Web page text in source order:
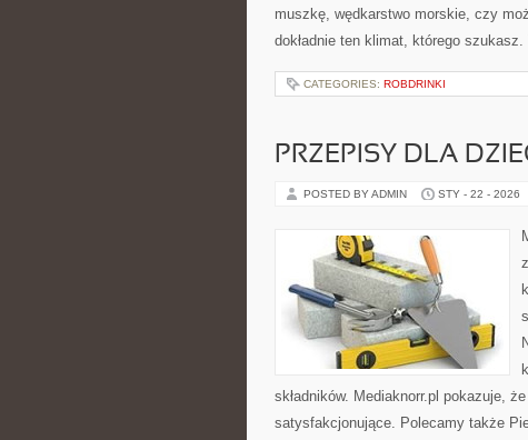
muszkę, wędkarstwo morskie, czy
dokładnie ten klimat, którego
CATEGORIES: ROBDRINKI
PRZEPISY DLA
POSTED BY ADMIN STY - 22 - 2026
składników. Mediaknorr.pl pokazuje,
satysfakcjonujące. Polecamy także